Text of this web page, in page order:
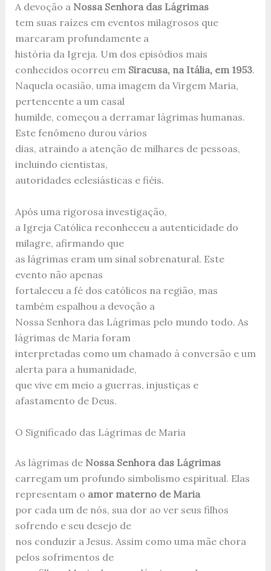
A devoção a Nossa Senhora das Lágrimas
tem suas raízes em eventos milagrosos que
marcaram profundamente a
história da Igreja. Um dos episódios mais
conhecidos ocorreu em Siracusa, na Itália, em 1953.
Naquela ocasião, uma imagem da Virgem Maria,
pertencente a um casal
humilde, começou a derramar lágrimas humanas.
Este fenômeno durou vários
dias, atraindo a atenção de milhares de pessoas,
incluindo cientistas,
autoridades eclesiásticas e fiéis.
Após uma rigorosa investigação,
a Igreja Católica reconheceu a autenticidade do
milagre, afirmando que
as lágrimas eram um sinal sobrenatural. Este
evento não apenas
fortaleceu a fé dos católicos na região, mas
também espalhou a devoção a
Nossa Senhora das Lágrimas pelo mundo todo. As
lágrimas de Maria foram
interpretadas como um chamado à conversão e um
alerta para a humanidade,
que vive em meio a guerras, injustiças e
afastamento de Deus.
O Significado das Lágrimas de Maria
As lágrimas de Nossa Senhora das Lágrimas
carregam um profundo simbolismo espiritual. Elas
representam o amor materno de Maria
por cada um de nós, sua dor ao ver seus filhos
sofrendo e seu desejo de
nos conduzir a Jesus. Assim como uma mãe chora
pelos sofrimentos de